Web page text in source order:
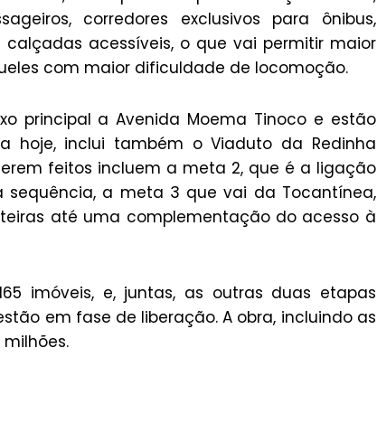
corredores exclusivos para ônibus,
acessíveis, o que vai permitir maior
com maior dificuldade de locomoção.
principal a Avenida Moema Tinoco e estão
hoje, inclui também o Viaduto da Redinha
feitos incluem a meta 2, que é a ligação
a meta 3 que vai da Tocantínea,
até uma complementação do acesso à
imóveis, e, juntas, as outras duas etapas
em fase de liberação. A obra, incluindo as